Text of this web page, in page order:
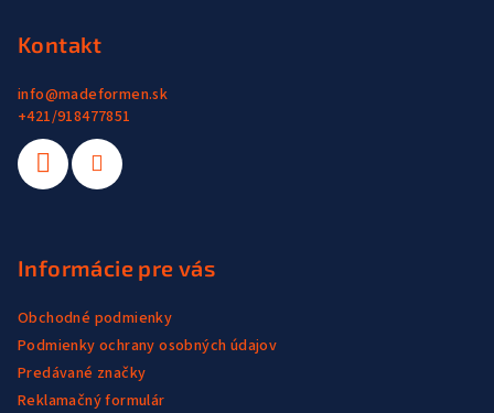
Kontakt
info@madeformen.sk
+421/918477851
Informácie pre vás
Obchodné podmienky
Podmienky ochrany osobných údajov
Predávané značky
Reklamačný formulár